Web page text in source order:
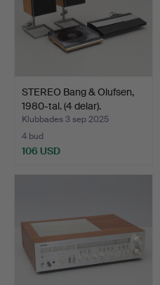
STEREO Bang & Olufsen,
1980-tal. (4 delar).
Klubbades 3 sep 2025
4 bud
106 USD